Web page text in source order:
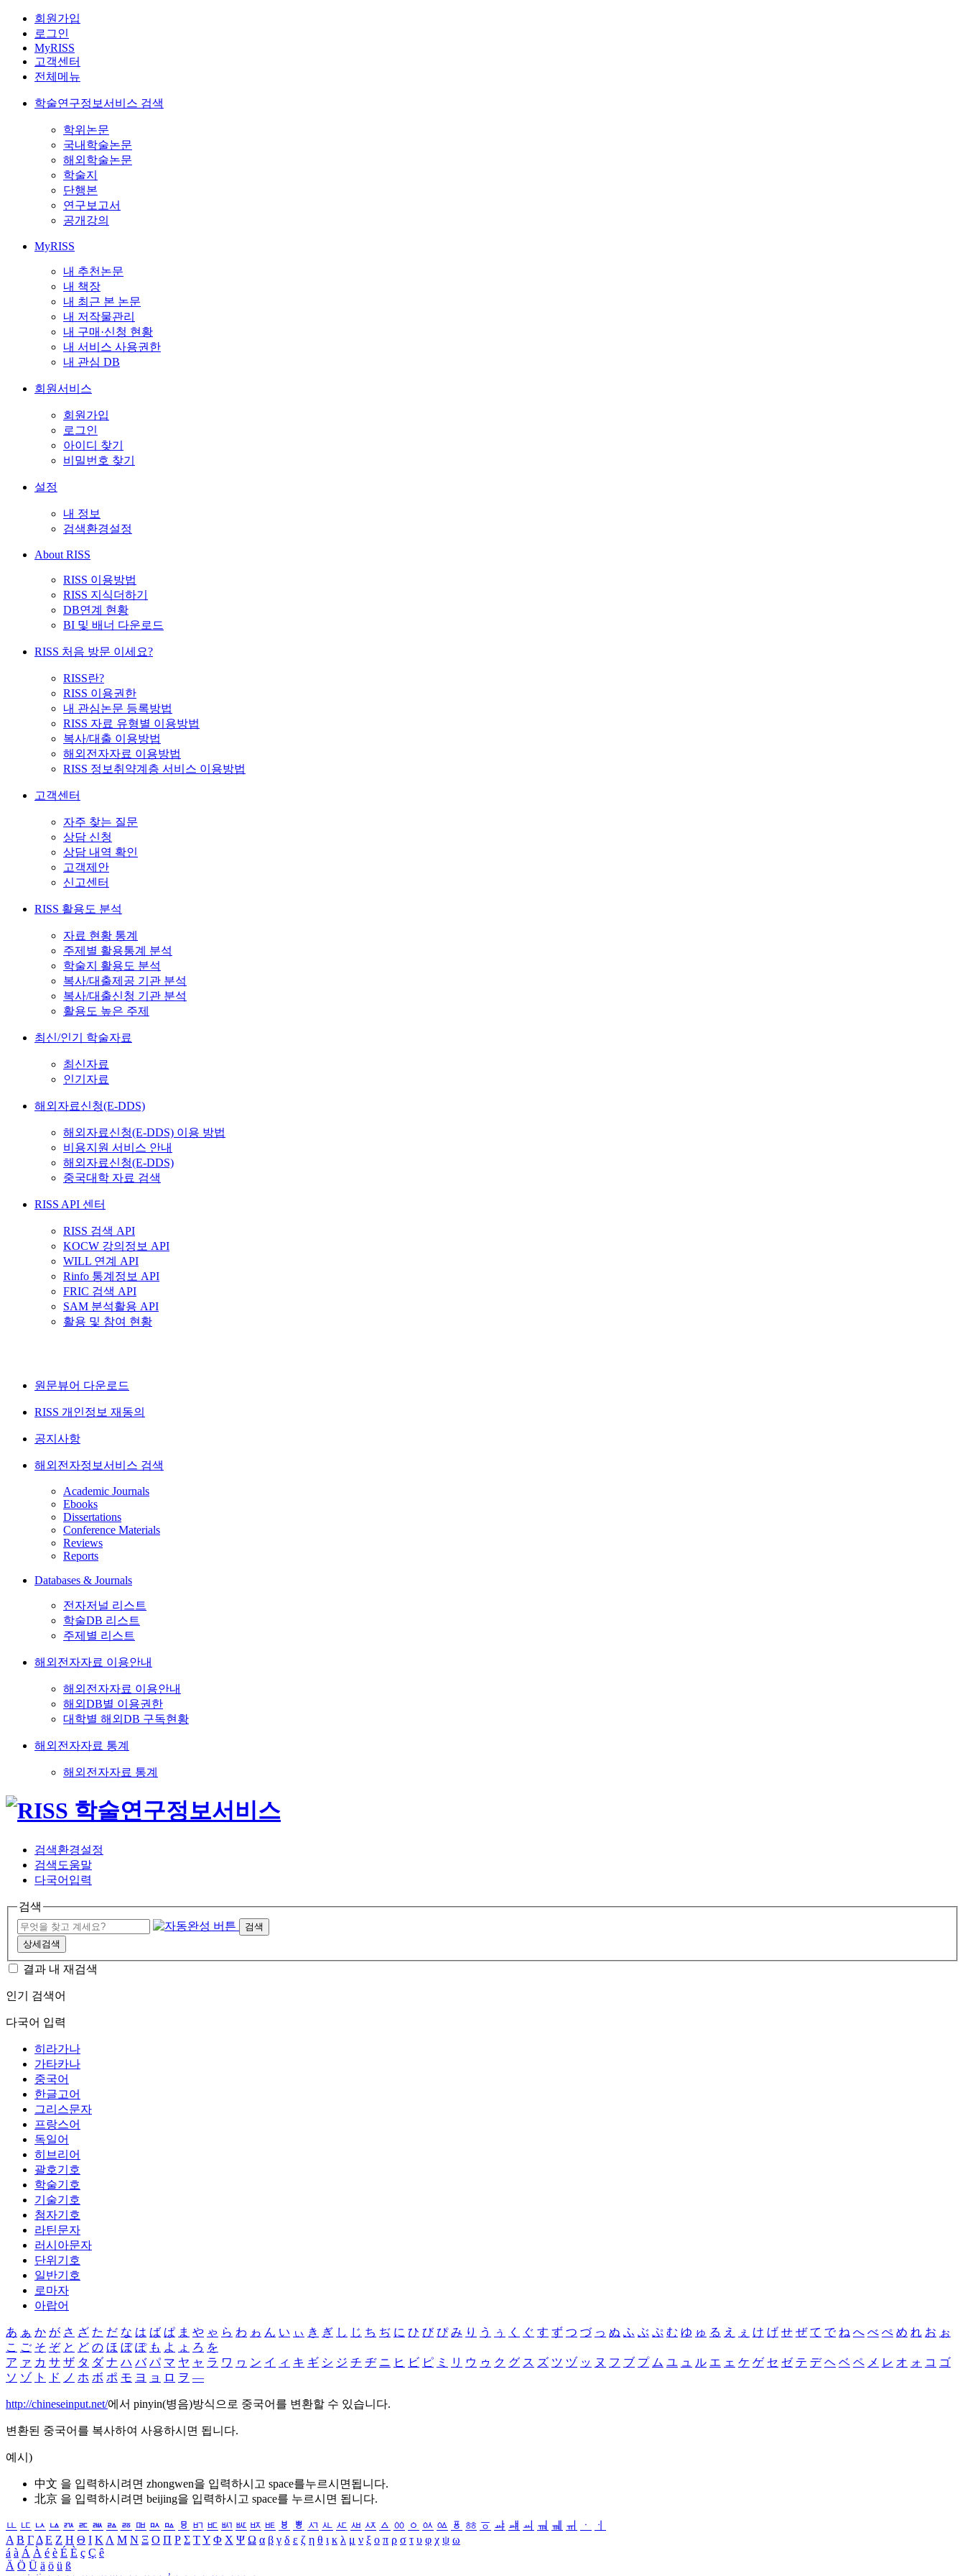
회원가입
로그인
MyRISS
고객센터
전체메뉴
학술연구정보서비스 검색
학위논문
국내학술논문
해외학술논문
학술지
단행본
연구보고서
공개강의
MyRISS
내 추천논문
내 책장
내 최근 본 논문
내 저작물관리
내 구매·신청 현황
내 서비스 사용권한
내 관심 DB
회원서비스
회원가입
로그인
아이디 찾기
비밀번호 찾기
설정
내 정보
검색환경설정
About RISS
RISS 이용방법
RISS 지식더하기
DB연계 현황
BI 및 배너 다운로드
RISS 처음 방문 이세요?
RISS란?
RISS 이용권한
내 관심논문 등록방법
RISS 자료 유형별 이용방법
복사/대출 이용방법
해외전자자료 이용방법
RISS 정보취약계층 서비스 이용방법
고객센터
자주 찾는 질문
상담 신청
상담 내역 확인
고객제안
신고센터
RISS 활용도 분석
자료 현황 통계
주제별 활용통계 분석
학술지 활용도 분석
복사/대출제공 기관 분석
복사/대출신청 기관 분석
활용도 높은 주제
최신/인기 학술자료
최신자료
인기자료
해외자료신청(E-DDS)
해외자료신청(E-DDS) 이용 방법
비용지원 서비스 안내
해외자료신청(E-DDS)
중국대학 자료 검색
RISS API 센터
RISS 검색 API
KOCW 강의정보 API
WILL 연계 API
Rinfo 통계정보 API
FRIC 검색 API
SAM 분석활용 API
활용 및 참여 현황
원문뷰어 다운로드
RISS 개인정보 재동의
공지사항
해외전자정보서비스 검색
Academic Journals
Ebooks
Dissertations
Conference Materials
Reviews
Reports
Databases & Journals
전자저널 리스트
학술DB 리스트
주제별 리스트
해외전자자료 이용안내
해외전자자료 이용안내
해외DB별 이용권한
대학별 해외DB 구독현황
해외전자자료 통계
해외전자자료 통계
검색환경설정
검색도움말
다국어입력
검색
검색
상세검색
결과 내 재검색
인기 검색어
다국어 입력
히라가나
가타카나
중국어
한글고어
그리스문자
프랑스어
독일어
히브리어
괄호기호
학술기호
기술기호
첨자기호
라틴문자
러시아문자
단위기호
일반기호
로마자
아랍어
あ ぁ か が さ ざ た だ な は ば ぱ ま や ゃ ら わ ゎ ん い ぃ き ぎ し じ ち ぢ に ひ び ぴ み り う ぅ く ぐ す ず つ づ っ ぬ ふ ぶ ぷ む ゆ ゅ る え ぇ け げ せ ぜ て で ね へ べ ぺ め れ お ぉ
こ ご そ ぞ と ど の ほ ぼ ぽ も よ ょ ろ を
ア ァ カ サ ザ タ ダ ナ ハ バ パ マ ヤ ャ ラ ワ ヮ ン イ ィ キ ギ シ ジ チ ヂ ニ ヒ ビ ピ ミ リ ウ ゥ ク グ ス ズ ツ ヅ ッ ヌ フ ブ プ ム ユ ュ ル エ ェ ケ ゲ セ ゼ テ デ ヘ ベ ペ メ レ オ ォ コ ゴ
ソ ゾ ト ド ノ ホ ボ ポ モ ヨ ョ ロ ヲ ―
http://chineseinput.net/에서 pinyin(병음)방식으로 중국어를 변환할 수 있습니다.
변환된 중국어를 복사하여 사용하시면 됩니다.
예시)
中文 을 입력하시려면 zhongwen을 입력하시고 space를누르시면됩니다.
北京 을 입력하시려면 beijing을 입력하시고 space를 누르시면 됩니다.
ㅥ ㅦ ㅧ ㅨ ㅩ ㅪ ㅫ ㅬ ㅭ ㅮ ㅯ ㅰ ㅱ ㅲ ㅳ ㅴ ㅵ ㅶ ㅷ ㅸ ㅹ ㅺ ㅻ ㅼ ㅽ ㅾ ㅿ ㆀ ㆁ ㆂ ㆃ ㆄ ㆅ ㆆ ㆇ ㆈ ㆉ ㆊ ㆋ ㆌ ㆍ
ㆎ
Α Β ΓΔ Ε Ζ Η Θ Ι ΚΛ Μ Ν Ξ Ο Π Ρ Σ ΤΥ Φ Χ Ψ Ω α β γ δ ε ζ η θ ι κ λ μ ν ξ ο π ρ σ τ υ φ χ ψ ω
á à Á À é è É È ç Ç ê
Ä Ö Ü ä ö ü ß